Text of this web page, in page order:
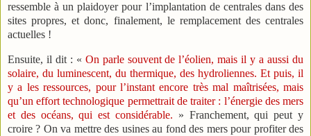
ressemble à un plaidoyer pour l’implantation de centrales dans des
sites propres, et donc, finalement, le remplacement des centrales
actuelles !
Ensuite, il dit : « On parle souvent de l’éolien, mais il y a aussi du
solaire, du luminescent, du thermique, des hydroliennes. Et puis, il
y a les ressources, pour l’instant encore très mal maîtrisées, mais
qu’un effort technologique permettrait de traiter : l’énergie des mers
et des océans, qui est considérable. » Franchement, qui peut y
croire ? On va mettre des usines au fond des mers pour profiter des